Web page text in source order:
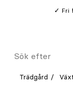
Fri
Meny
Sök
Trädgård